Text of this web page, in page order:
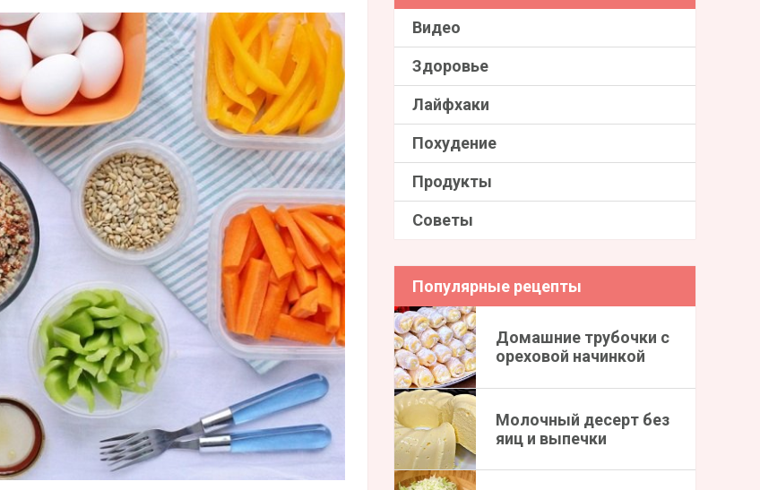
Видео
Здоровье
Лайфхаки
Похудение
Продукты
Советы
Популярные рецепты
Домашние трубочки с
ореховой начинкой
Молочный десерт без
яиц и выпечки